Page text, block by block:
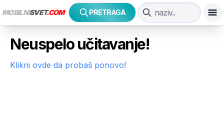
MOBILNISVET.COM PRETRAGA
Neuspelo učitavanje!
Klikni ovde da probaš ponovo!